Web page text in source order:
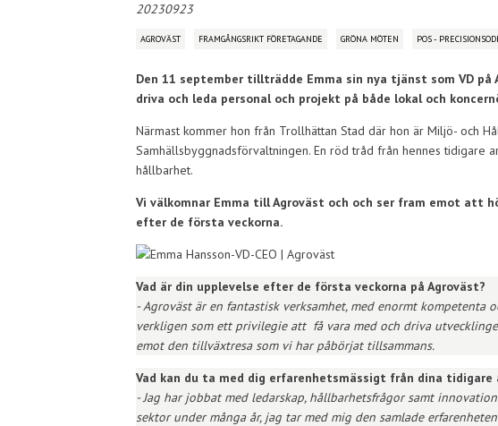
20230923
AGROVÄST FRAMGÅNGSRIKT FÖRETAGANDE GRÖNA MÖTEN POS -
Den 11 september tillträdde Emma sin nya tjänst som VD
driva och leda personal och projekt på både lokal och
Närmast kommer hon från Trollhättan Stad där hon är Miljö- och
Samhällsbyggnadsförvaltningen. En röd tråd från hennes tidigare
hållbarhet.
Vi välkomnar Emma till Agroväst och och ser fram emot att
efter de första veckorna.
Vad är din upplevelse efter de första veckorna på Agroväst?
- Agroväst är en fantastisk verksamhet, med enormt kompetenta
verkligen som ett privilegie att få vara med och driva
emot den tillväxtresa som vi har påbörjat tillsammans.
Vad kan du ta med dig erfarenhetsmässigt från dina tidigare
- Jag har jobbat med ledarskap, hållbarhetsfrågor samt
sektor under många år, jag tar med mig den samlade